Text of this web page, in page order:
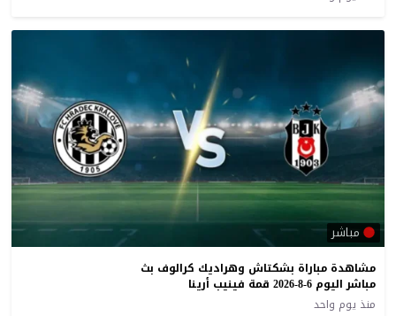
مباشر
مشاهدة مباراة بشكتاش وهراديك كرالوف بث
مباشر اليوم 6-8-2026 قمة فينيب أرينا
منذ يوم واحد